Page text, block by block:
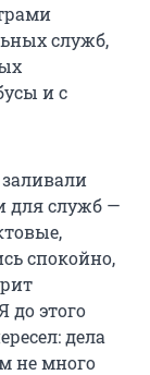
служб,
и с
для служб —
спокойно,
до этого
дела
не много